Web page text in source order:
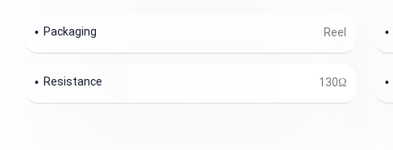
Reel
Packaging
130Ω
Resistance